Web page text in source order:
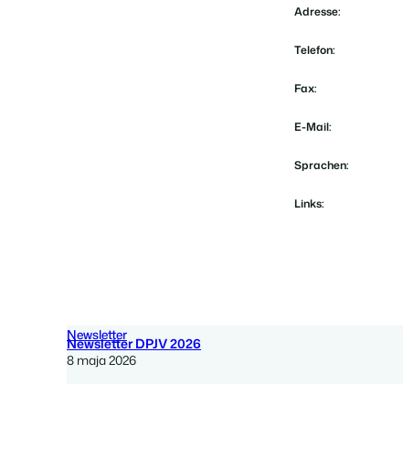
Adresse:
Telefon:
Fax:
E-Mail:
Sprachen:
Links:
Newsletter
Newsletter DPJV 2026
8 maja 2026